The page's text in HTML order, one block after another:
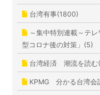
台湾有事(1800)
～集中特別連載～テ
型コロナ後の対策」(5)
台湾経済 潮流を読む
KPMG 分かる台湾会